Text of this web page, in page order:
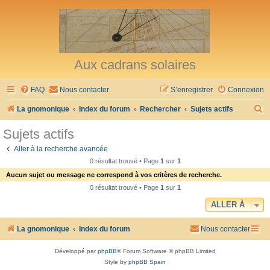
Aux cadrans solaires
FAQ Nous contacter Connexion
S’enregistrer
La gnomonique Index du forum Rechercher Sujets actifs
h
Sujets actifs
Aller à la recherche avancée
0 résultat trouvé • Page 1sur 1
Aucun sujet ou message ne correspond à vos critères de recherche.
0 résultat trouvé • Page 1sur 1
ALLER À
La gnomonique Index du forum Nous contacter
Développé parphpBB® Forum Software © phpBB Limited
Style by phpBB Spain